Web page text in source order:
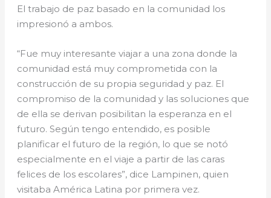
El trabajo de paz basado en la comunidad los
impresionó a ambos.
“Fue muy interesante viajar a una zona donde la
comunidad está muy comprometida con la
construcción de su propia seguridad y paz. El
compromiso de la comunidad y las soluciones que
de ella se derivan posibilitan la esperanza en el
futuro. Según tengo entendido, es posible
planificar el futuro de la región, lo que se notó
especialmente en el viaje a partir de las caras
felices de los escolares”, dice Lampinen, quien
visitaba América Latina por primera vez.